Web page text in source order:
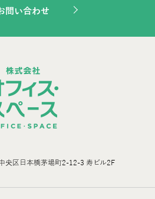
問い合わせ
区日本橋茅場町2-12-3 寿ビル2F